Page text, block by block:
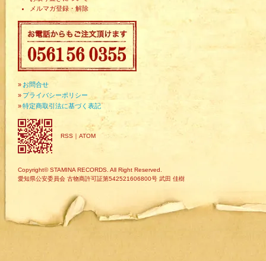
メルマガ登録・解除
» お問合せ
» プライバシーポリシー
»特定商取引法に基づく表記
RSS ｜ ATOM
Copyright© STAMINA RECORDS. All Right Reserved.
愛知県公安委員会 古物商許可証第542521606800号 武田 佳樹